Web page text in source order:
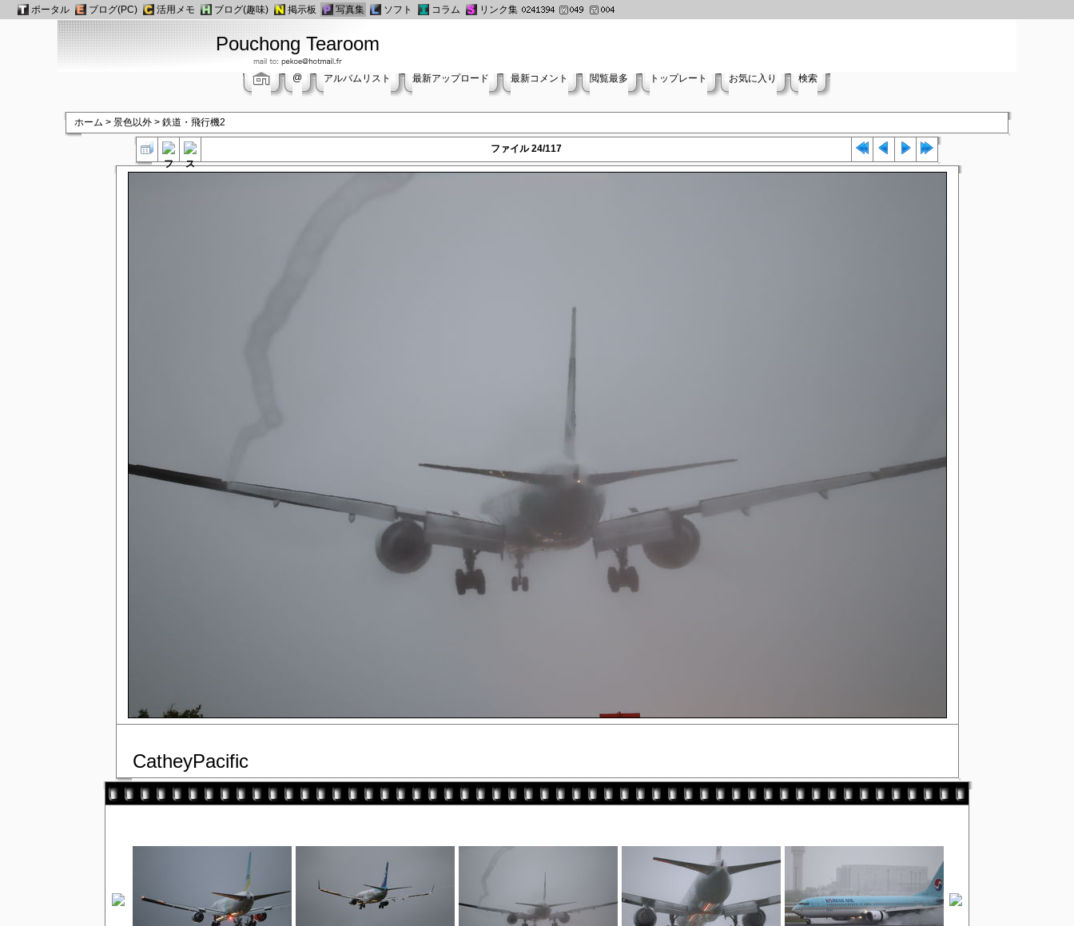
Pouchong Tearoom
@ アルバムリスト 最新アップロード 最新コメント 閲覧最多 トップレート お気に入り 検索
ホーム > 景色以外 > 鉄道・飛行機2
ファイル 24/117
CatheyPacific
ポータル ブログ(PC) 活用メモ ブログ(趣味) 掲示板 写真集 ソフト コラム リンク集